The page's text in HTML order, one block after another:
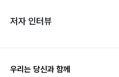
저자 인터뷰
우리는 당신과 함께